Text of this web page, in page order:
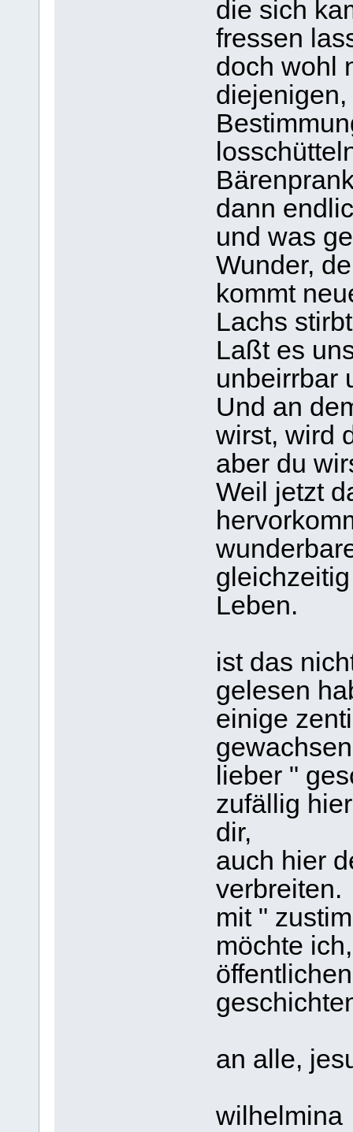
die sich
fressen
doch wohl
dann
und was
Wunder,
kommt
Lachs
Laßt es
unbeirrbar
Und an
wirst, wird
aber du
Weil jetzt
Leben.
ist das
gelesen
einige
lieber "
zufällig
dir,
auch hier
verbreiten.
mit "
möchte
an alle,
wilhelmina